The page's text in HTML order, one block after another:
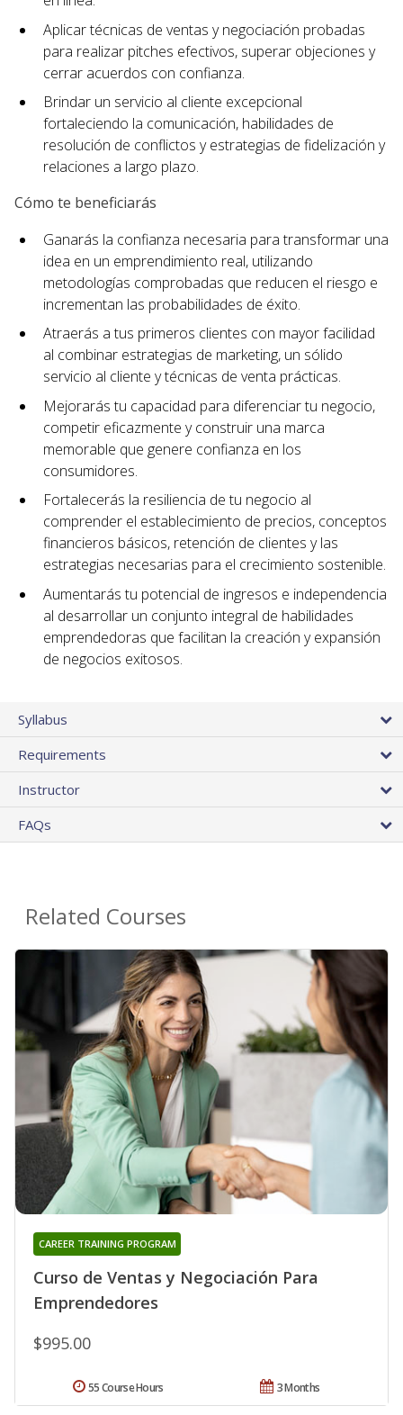
Aplicar técnicas de ventas y negociación probadas
para realizar pitches efectivos, superar objeciones y
cerrar acuerdos con confianza.
Brindar un servicio al cliente excepcional
fortaleciendo la comunicación, habilidades de
resolución de conflictos y estrategias de fidelización y
relaciones a largo plazo.
Cómo te beneficiarás
Ganarás la confianza necesaria para transformar una
idea en un emprendimiento real, utilizando
metodologías comprobadas que reducen el riesgo e
incrementan las probabilidades de éxito.
Atraerás a tus primeros clientes con mayor facilidad
al combinar estrategias de marketing, un sólido
servicio al cliente y técnicas de venta prácticas.
Mejorarás tu capacidad para diferenciar tu negocio,
competir eficazmente y construir una marca
memorable que genere confianza en los
consumidores.
Fortalecerás la resiliencia de tu negocio al
comprender el establecimiento de precios, conceptos
financieros básicos, retención de clientes y las
estrategias necesarias para el crecimiento sostenible.
Aumentarás tu potencial de ingresos e independencia
al desarrollar un conjunto integral de habilidades
emprendedoras que facilitan la creación y expansión
de negocios exitosos.
Syllabus
Requirements
Instructor
FAQs
Related Courses
Curso de Ventas y Negociación Para
Emprendedores
CAREER TRAINING PROGRAM
$995.00
3 Months
55 Course Hours